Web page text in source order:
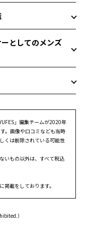
としてのメンズ
」編集チームが2020年
。画像や口コミなども当時
くは削除されている可能性
いもの以外は、すべて税込
に掲載をしております。
）